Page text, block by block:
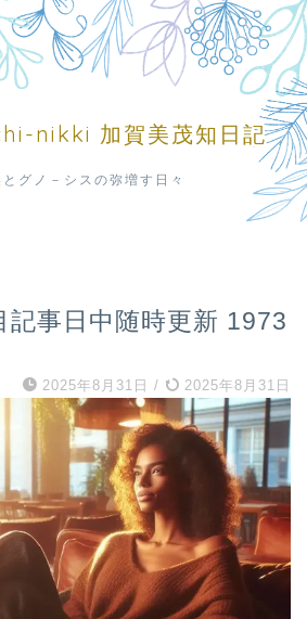
nikki 加賀美茂知日記
グノ－シスの弥増す日々
事日中随時更新 1973
2025年8月31日 / 2025年8月31日